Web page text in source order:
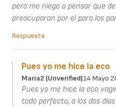
pero me niego a pensar que
preocuparan por el paro los
Respuesta
Pues yo me hice la eco
Maria2 (unverified)14 Mayo
Pues yo me hice la eco
todo perfecto, a los dos